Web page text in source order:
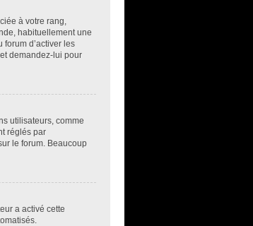
à votre rang,
habituellement une
forum d’activer les
demandez-lui pour
utilisateurs, comme
réglés par
le forum. Beaucoup
a activé cette